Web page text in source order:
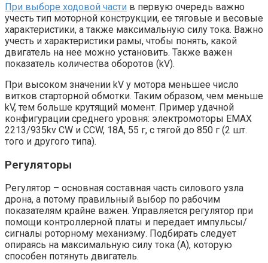
При выборе ходовой части в первую очередь важно
учесть тип моторной конструкции, ее тяговые и весовые
характеристики, а также максимальную силу тока. Важно
учесть и характеристики рамы, чтобы понять, какой
двигатель на нее можно установить. Также важен
показатель количества оборотов (kV).
При высоком значении kV у мотора меньшее число
витков старторной обмотки. Таким образом, чем меньше
kV, тем больше крутящий момент. Пример удачной
конфигурации среднего уровня: электромоторы EMAX
2213/935kv CW и CCW, 18A, 55 г, с тягой до 850 г (2 шт.
того и другого типа).
Регуляторы
Регулятор – основная составная часть силового узла
дрона, а потому правильный выбор по рабочим
показателям крайне важен. Управляется регулятор при
помощи контроллерной платы и передает импульсы/
сигналы роторному механизму. Подбирать следует
опираясь на максимальную силу тока (А), которую
способен потянуть двигатель.